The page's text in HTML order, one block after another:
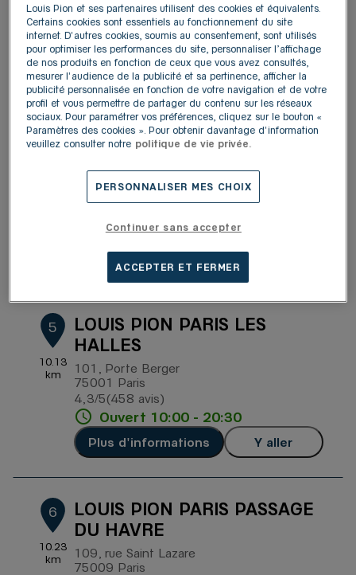
75009 Paris
4,2/5Note de 4.2 sur 5
(127 avis)
Ouvert 10:00 - 20:30
Plus d'informations Y aller
4
LOUIS PION PARIS BHV
55, rue de la verrerie
Ouvert 10:00 - 20:00
Plus d'informations
5
10.13
km
LOUIS PION PARIS LES
HALLES
101, Porte Berger
75001 Paris
4,3/5 Note de 4.3 sur 5
(458 avis)
Ouvert 10:00 - 20:30
Plus d'informations Y aller
6
10.23
km
LOUIS PION PARIS PASSAGE
DU HAVRE
109, rue Saint Lazare
75009 Paris
Louis Pion et ses partenaires utilisent des cookies et équivalents.
Certains cookies sont essentiels au fonctionnement du site
internet. D'autres cookies, soumis au consentement, sont utilisés
pour optimiser les performances du site, personnaliser l’affichage
de nos produits en fonction de ceux que vous avez consultés,
mesurer l'audience de la publicité et sa pertinence, afficher la
publicité personnalisée en fonction de votre navigation et de votre
profil et vous permettre de partager du contenu sur les réseaux
sociaux. Pour paramétrer vos préférences, cliquez sur le bouton «
Paramètres des cookies ». Pour obtenir davantage d'information
veuillez consulter notre politique de vie privée.
PERSONNALISER MES CHOIX
Continuer sans accepter
ACCEPTER ET FERMER